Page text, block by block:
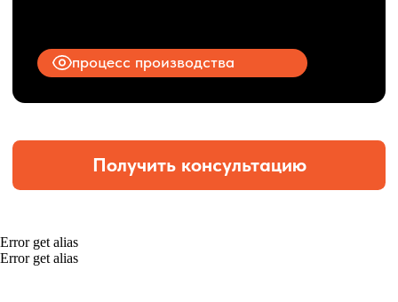
Error get alias
Error get alias